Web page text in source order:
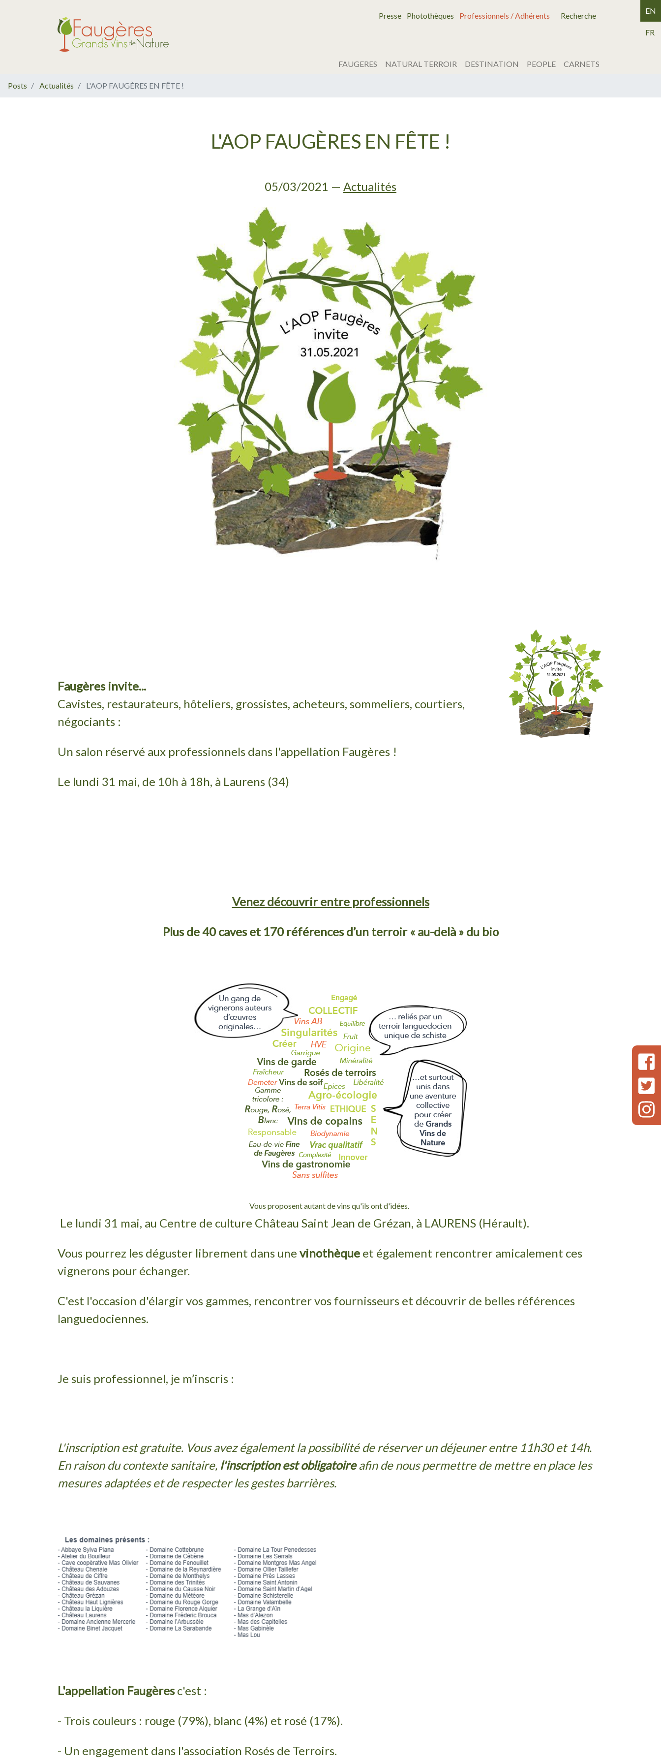
Presse Photothèques Professionnels / Adhérents Recherche
FAUGERES NATURAL TERROIR DESTINATION PEOPLE CARNETS
EN
FR
Posts Actualités L'AOP FAUGÈRES EN FÊTE !
L'AOP FAUGÈRES EN FÊTE !
05/03/2021 — Actualités
Faugères invite...
Cavistes, restaurateurs, hôteliers, grossistes, acheteurs, sommeliers, courtiers,
négociants :
Un salon réservé aux professionnels dans l'appellation Faugères !
Le lundi 31 mai, de 10h à 18h, à Laurens (34)
Venez découvrir entre professionnels
Plus de 40 caves et 170 références d’un terroir « au-delà » du bio
Vous proposent autant de vins qu'ils ont d'idées.
Le lundi 31 mai, au Centre de culture Château Saint Jean de Grézan, à LAURENS (Hérault).
Vous pourrez les déguster librement dans une vinothèque et également rencontrer amicalement ces
vignerons pour échanger.
C'est l'occasion d'élargir vos gammes, rencontrer vos fournisseurs et découvrir de belles références
languedociennes.
Je suis professionnel, je m’inscris :
L'inscription est gratuite. Vous avez également la possibilité de réserver un déjeuner entre 11h30 et 14h.
En raison du contexte sanitaire, l'inscription est obligatoireafin de nous permettre de mettre en place les
mesures adaptées et de respecter les gestes barrières.
L'appellation Faugèresc'est :
- Trois couleurs : rouge (79%), blanc (4%) et rosé (17%).
- Un engagement dans l'association Rosés de Terroirs.